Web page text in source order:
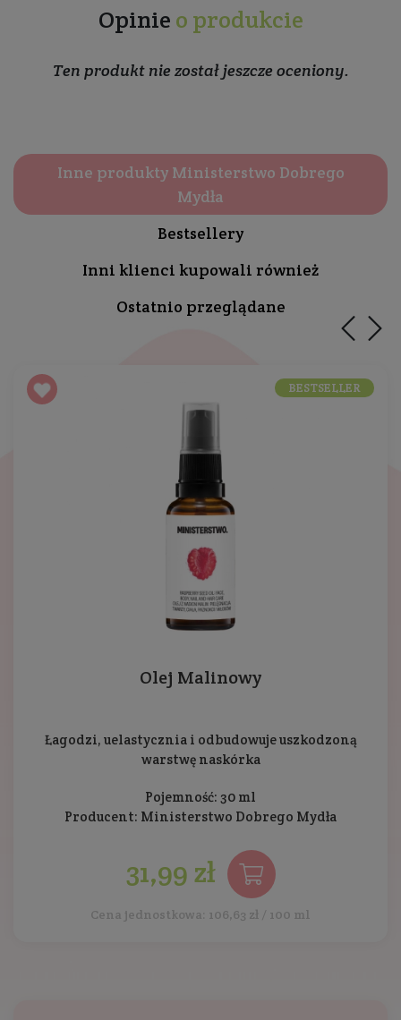
Opinie o produkcie
Ten produkt nie został jeszcze oceniony.
Inne produkty Ministerstwo Dobrego
Mydła
Bestsellery
Inni klienci kupowali również
Ostatnio przeglądane
Olej Malinowy
Łagodzi, uelastycznia i odbudowuje uszkodzoną
warstwę naskórka
Pojemność: 30 ml
Producent: Ministerstwo Dobrego Mydła
31,99 zł
Cena jednostkowa: 106,63 zł / 100 ml
BESTSELLER